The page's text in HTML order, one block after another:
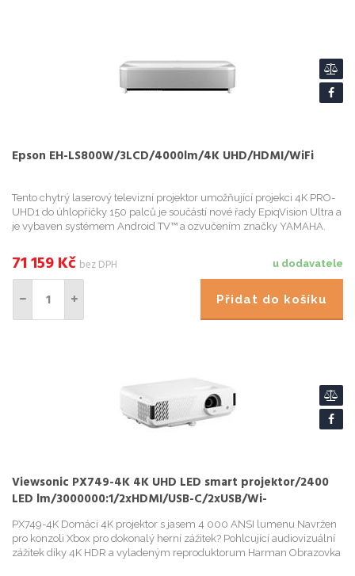
Epson EH-LS800W/3LCD/4000lm/4K UHD/HDMI/WiFi
Tento chytrý laserový televizní projektor umožňující projekci 4K PRO-
UHD1 do úhlopříčky 150 palců je součástí nové řady EpiqVision Ultra a
je vybaven systémem Android TV™ a ozvučením značky YAMAHA.
u dodavatele
71 159Kč bez DPH
Přidat do košíku
Viewsonic PX749-4K 4K UHD LED smart projektor/2400
LED lm/3000000:1/2xHDMI/USB-C/2xUSB/Wi-
Fi/Bluetooth/Repro
PX749-4K Domácí 4K projektor s jasem 4 000 ANSI lumenu Navržen
pro konzoli Xbox pro dokonalý herní zážitek? Pohlcující audiovizuální
zážitek díky 4K HDR a vyladeným reproduktorum Harman Obrazovka